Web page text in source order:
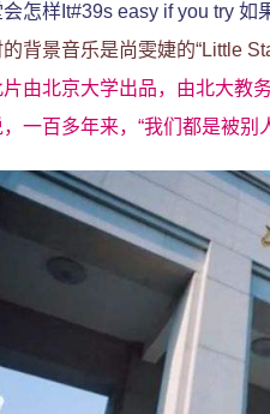
怎样It#39s easy if you try 如
背景音乐是尚雯婕的“Little
由北京大学出品，由北大教
一百多年来，“我们都是被别